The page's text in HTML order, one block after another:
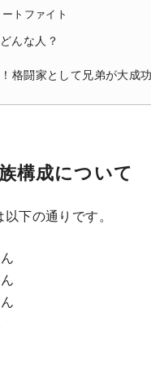
トファイト
んな人？
格闘家として兄弟が大成
構成について
下の通りです。